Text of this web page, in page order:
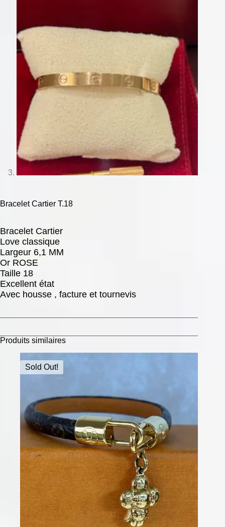
Bracelet Cartier T.18
Bracelet Cartier
Love classique
Largeur 6,1 MM
Or ROSE
Taille 18
Excellent état
Avec housse , facture et tournevis
Produits similaires
Sold Out!